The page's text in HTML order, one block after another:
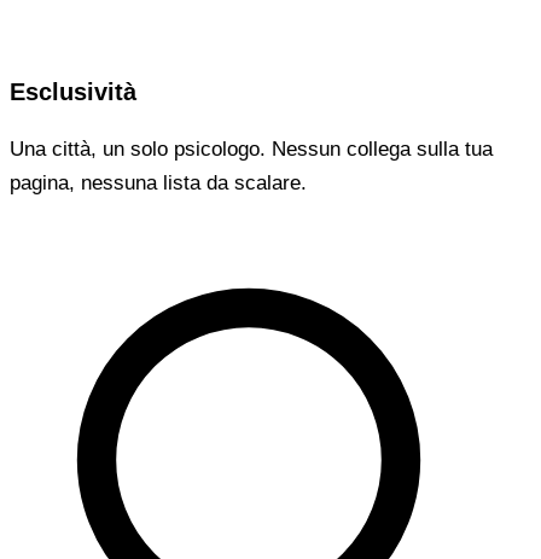
Esclusività
Una città, un solo psicologo. Nessun collega sulla tua
pagina, nessuna lista da scalare.